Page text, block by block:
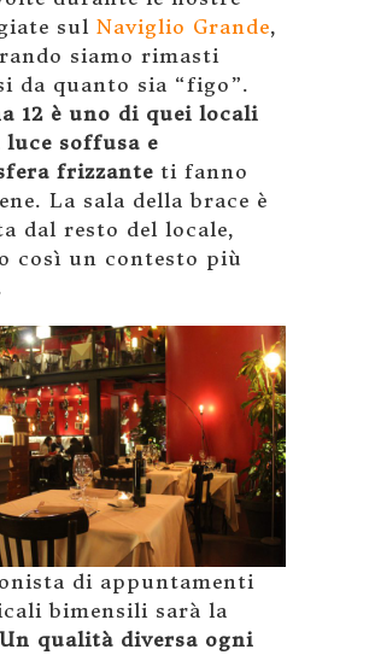
sul Naviglio Grande,
siamo rimasti
da quanto sia “figo”.
12 è uno di quei locali
luce soffusa e
frizzante ti fanno
La sala della brace è
dal resto del locale,
così un contesto più
di appuntamenti
bimensili sarà la
Un qualità diversa ogni